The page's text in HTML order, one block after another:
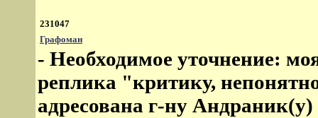
231047
Графоман
- Необходимое уточнение:
реплика "критику,
адресована г-ну Андраник(у)